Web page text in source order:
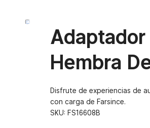
Adaptador
Hembra
Disfrute de experiencias de
con carga de Farsince.
SKU: FS16608B